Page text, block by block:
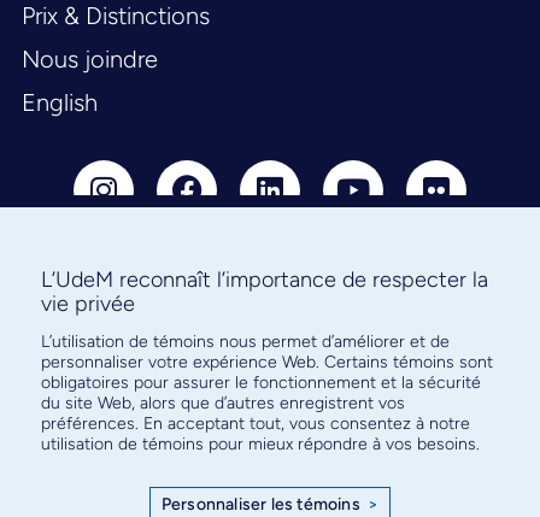
Prix & Distinctions
Nous joindre
English
Abonnez-vous à notre infolettre
pour connaître l’actualité facultaire
L’UdeM reconnaît l’importance de respecter la
vie privée
L’utilisation de témoins nous permet d’améliorer et de
personnaliser votre expérience Web. Certains témoins sont
obligatoires pour assurer le fonctionnement et la sécurité
du site Web, alors que d’autres enregistrent vos
préférences. En acceptant tout, vous consentez à notre
utilisation de témoins pour mieux répondre à vos besoins.
Personnaliser les témoins >